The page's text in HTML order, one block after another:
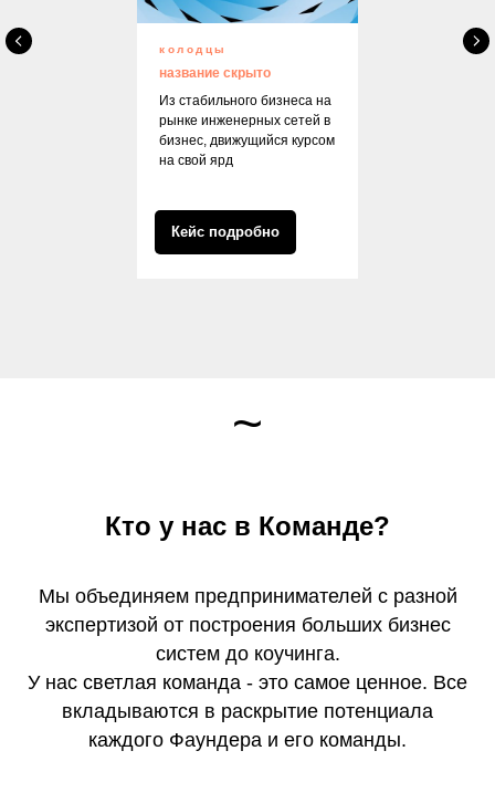
колодцы
название скрыто
Из стабильного бизнеса на
рынке инженерных сетей в
бизнес, движущийся курсом
на свой ярд
Кейс подробно
~
Кто у нас в Команде?
Мы объединяем предпринимателей с разной
экспертизой от построения больших бизнес
систем до коучинга.
У нас светлая команда - это самое ценное. Все
вкладываются в раскрытие потенциала
каждого Фаундера и его команды.